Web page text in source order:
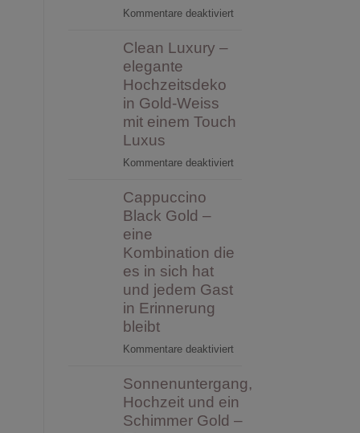
Kommentare deaktiviertfür
&
rund
ob
etwas
Clean Luxury –
elegante
Hochzeitsdeko
in Gold-Weiss
mit einem Touch
Luxus
Kommentare deaktiviertfür
Weiss
Touch
Cappuccino
Black Gold –
eine
Kombination die
es in sich hat
und jedem Gast
in Erinnerung
bleibt
Kommentare deaktiviertfür
Black
Gold
Sonnenuntergang,
Hochzeit und ein
Schimmer Gold –